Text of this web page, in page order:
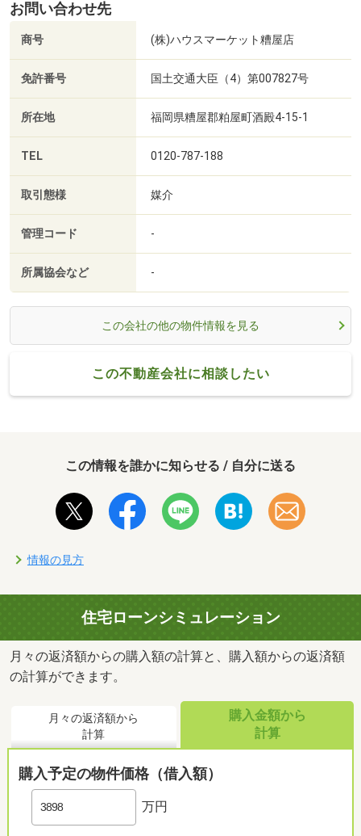
お問い合わせ先
商号 (株)ハウスマーケット糟屋店
免許番号 国土交通大臣（4）第007827号
所在地 福岡県糟屋郡粕屋町酒殿4-15-1
TEL 0120-787-188
取引態様 媒介
管理コード -
所属協会など -
この会社の他の物件情報を見る
この不動産会社に相談したい
この情報を誰かに知らせる / 自分に送る
情報の見方
住宅ローンシミュレーション
月々の返済額からの購入額の計算と、購入額からの返済額
の計算ができます。
月々の返済額から
計算
購入金額から
計算
購入予定の物件価格（借入額）
万円